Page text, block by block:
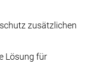
zusätzlichen
Lösung für